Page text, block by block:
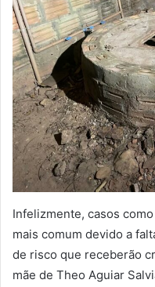
Infelizmente, casos
mais comum devido a
de risco que receberão
mãe de Theo Aguiar